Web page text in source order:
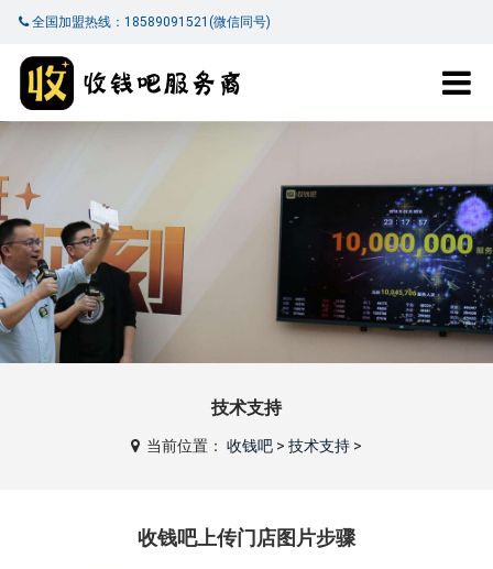
全国加盟热线：18589091521(微信同号)
技术支持
当前位置： 收钱吧> 技术支持>
收钱吧上传门店图片步骤